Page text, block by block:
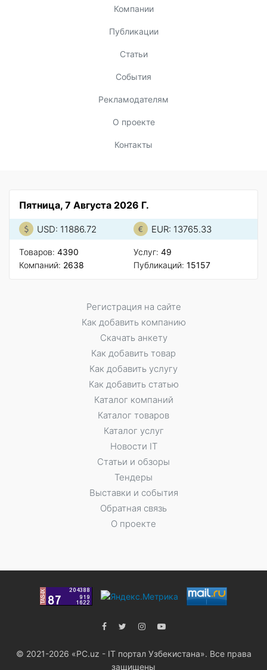
Компании
Публикации
Статьи
События
Рекламодателям
О проекте
Контакты
Пятница, 7 Августа 2026 Г.
USD: 11886.72 EUR: 13765.33
Товаров: 4390
Компаний: 2638
Услуг: 49
Публикаций: 15157
Регистрация на сайте
Как добавить компанию
Скачать анкету
Как добавить товар
Как добавить услугу
Как добавить статью
Каталог компаний
Каталог товаров
Каталог услуг
Новости IT
Статьи и обзоры
Тендеры
Выставки и события
Обратная связь
О проекте
© 2021-2026 «PC.uz - IT портал Узбекистана». Все права
защищены